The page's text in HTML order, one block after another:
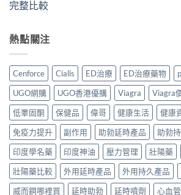
完整比較
熱點關注
Cenforce Cialis ED治療 ED治療藥物
UGO網購
UGO香港優購 Viagra Viagra
低睪固酮
保健品 偉哥 健康生活 健康
免疫力提升
副作用 助勃延時產品 助勃
印度學名藥
印度神油 壓力管理 壯陽藥
壯陽藥比較
外用延時產品 外用持久產品
威而鋼哪裡買
延時助勃 延時噴劑 心血